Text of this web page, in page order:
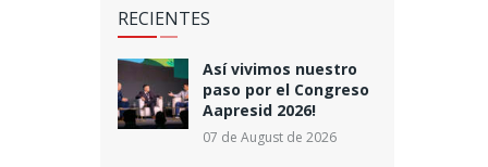
RECIENTES
Así vivimos nuestro
paso por el Congreso
Aapresid 2026!
07 de August de 2026